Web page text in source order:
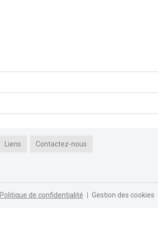
Liens Contactez-nous
Politique de confidentialité Gestion des cookies